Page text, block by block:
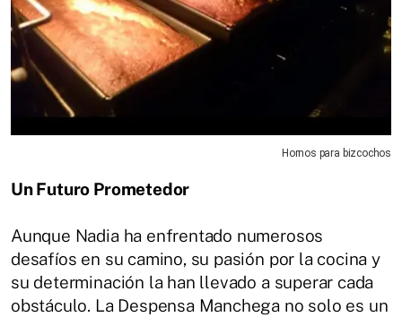
Hornos para bizcochos
Un Futuro Prometedor
Aunque Nadia ha enfrentado numerosos
desafíos en su camino, su pasión por la cocina y
su determinación la han llevado a superar cada
obstáculo. La Despensa Manchega no solo es un